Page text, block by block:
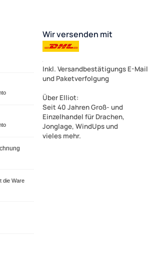
die Ware
Wir versenden mit
Inkl. Versandbestätigungs E-Mail
und Paketverfolgung
Über Elliot:
Seit 40 Jahren Groß- und
Einzelhandel für Drachen,
Jonglage, WindUps und
vieles mehr.